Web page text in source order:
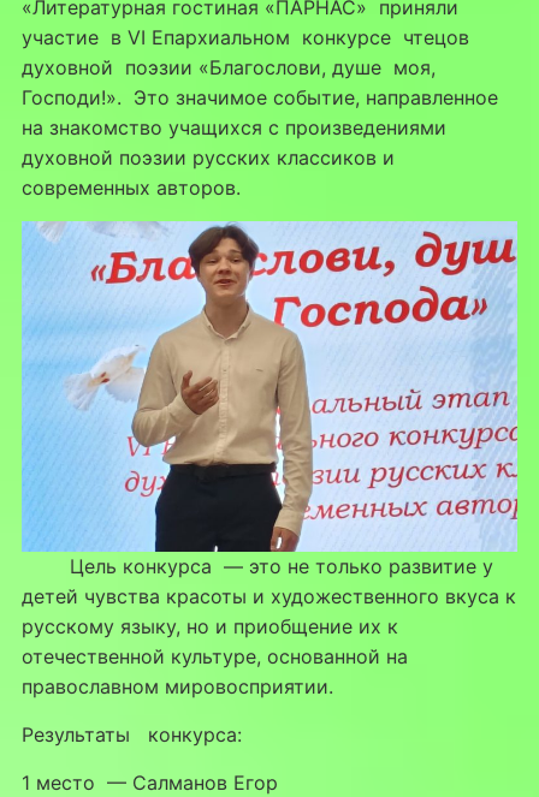
«Литературная гостиная «ПАРНАС» приняли
участие в VI Епархиальном конкурсе чтецов
духовной поэзии «Благослови, душе моя,
Господи!». Это значимое событие, направленное
на знакомство учащихся с произведениями
духовной поэзии русских классиков и
современных авторов.
Цель конкурса — это не только развитие у
детей чувства красоты и художественного вкуса к
русскому языку, но и приобщение их к
отечественной культуре, основанной на
православном мировосприятии.
Результаты конкурса:
1 место — Салманов Егор